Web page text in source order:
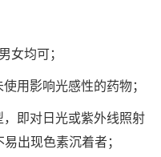
女均可；
用影响光感性的药物；
即对日光或紫外线照射
出现色素沉着者；